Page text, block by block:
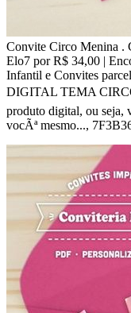
Convite Circo Menina .
Elo7 por R$ 34,00 |
Infantil e Convites
DIGITAL TEMA
produto digital, ou seja,
vocÃª mesmo...,